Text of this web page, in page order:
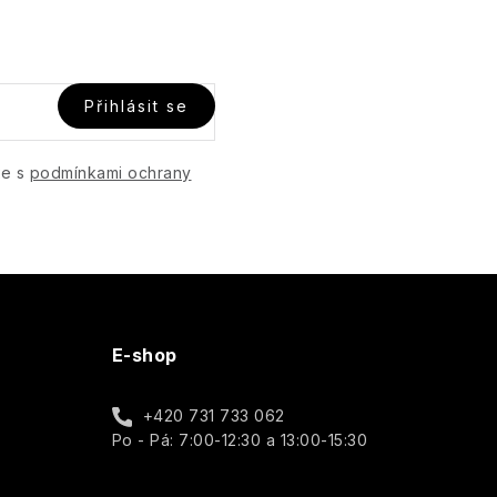
s podmínkami ochrany
Přihlásit se
E-shop
+420 731 733 062
Po - Pá: 7:00-12:30 a 13:00-15:30